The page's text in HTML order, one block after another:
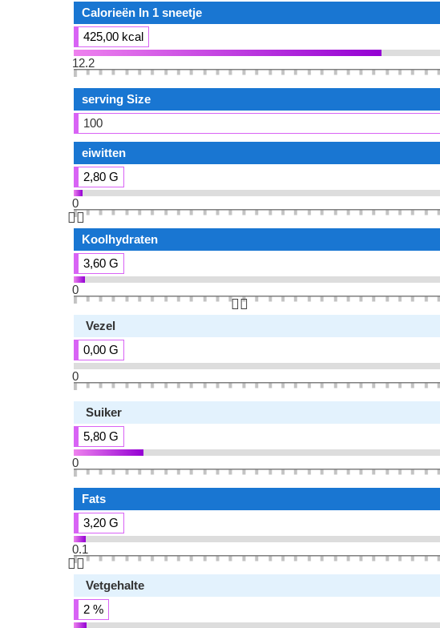
Calorieën In 1 sneetje
425,00 kcal
12.2
serving Size
100
eiwitten
2,80 G
0
👆🏻
Koolhydraten
3,60 G
0
👆🏻
Vezel
0,00 G
0
Suiker
5,80 G
0
Fats
3,20 G
0.1
👆🏻
Vetgehalte
2 %